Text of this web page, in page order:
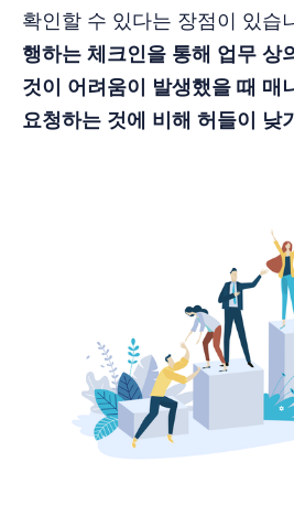
확인할 수 있다는 장점이 있습
행하는 체크인을 통해 업무 상
것이 어려움이 발생했을 때 매
요청하는 것에 비해 허들이 낮